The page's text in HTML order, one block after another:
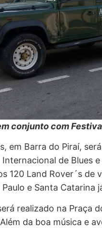
conjunto com
em Barra do Piraí,
Internacional de Blues
120 Land Rover´s
e Santa Catarina
realizado na Praça
da boa música e